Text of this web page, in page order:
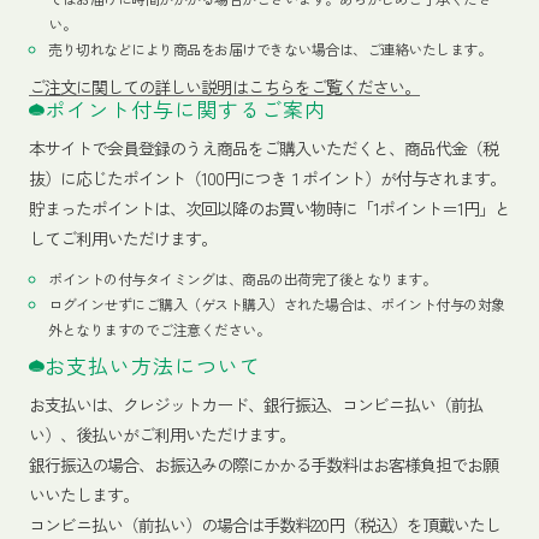
い。
売り切れなどにより商品をお届けできない場合は、ご連絡いたします。
ご注文に関しての詳しい説明はこちらをご覧ください。
ポイント付与に関するご案内
本サイトで会員登録のうえ商品をご購入いただくと、商品代金（税
抜）に応じたポイント（100円につき１ポイント）が付与されます。
貯まったポイントは、次回以降のお買い物時に「1ポイント＝1円」と
してご利用いただけます。
ポイントの付与タイミングは、商品の出荷完了後となります。
ログインせずにご購入（ゲスト購入）された場合は、ポイント付与の対象
外となりますのでご注意ください。
お支払い方法について
お支払いは、クレジットカード、銀行振込、コンビニ払い（前払
い）、後払いがご利用いただけます。
銀行振込の場合、お振込みの際にかかる手数料はお客様負担でお願
いいたします。
コンビニ払い（前払い）の場合は手数料220円（税込）を頂戴いたし